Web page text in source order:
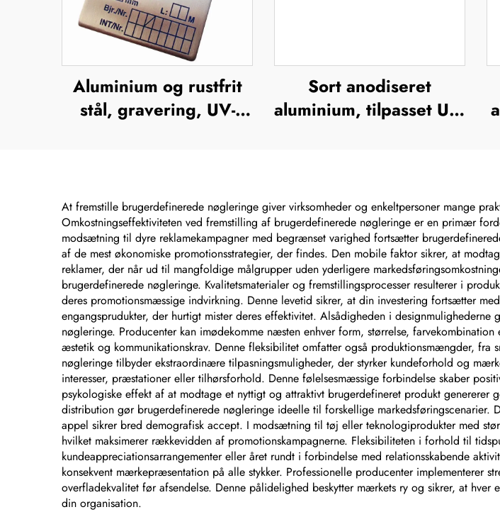
Aluminium og rustfrit
stål, gravering, UV-
mærkeskilte, forhøjet
metalplade
Sort anodiseret
aluminium, tilpasset UV-
forhøjet metallogo-
plade
At fremstille brugerdefinerede nøgleringe giver virksomheder og enkeltpersoner mange
Omkostningseffektiviteten ved fremstilling af brugerdefinerede nøgleringe er en primær
modsætning til dyre reklamekampagner med begrænset varighed fortsætter
af de mest økonomiske promotionsstrategier, der findes. Den mobile faktor sikrer, at
reklamer, der når ud til mangfoldige målgrupper uden yderligere
brugerdefinerede nøgleringe. Kvalitetsmaterialer og fremstillingsprocesser resulterer i
deres promotionsmæssige indvirkning. Denne levetid sikrer, at din investering fortsætter
engangsprudukter, der hurtigt mister deres effektivitet. Alsådigheden i
nøgleringe. Producenter kan imødekomme næsten enhver form, størrelse,
æstetik og kommunikationskrav. Denne fleksibilitet omfatter også produktionsmængder,
nøgleringe tilbyder ekstraordinære tilpasningsmuligheder, der styrker kundeforhold og
interesser, præstationer eller tilhørsforhold. Denne følelsesmæssige forbindelse skaber
psykologiske effekt af at modtage et nyttigt og attraktivt brugerdefineret produkt
distribution gør brugerdefinerede nøgleringe ideelle til forskellige markedsføringscenarier.
appel sikrer bred demografisk accept. I modsætning til tøj eller teknologiprodukter med
hvilket maksimerer rækkevidden af promotionskampagnerne. Fleksibiliteten i forhold til
kundeappreciationsarrangementer eller året rundt i forbindelse med relationsskabende
konsekvent mærkepræsentation på alle stykker. Professionelle producenter implementerer
overfladekvalitet før afsendelse. Denne pålidelighed beskytter mærkets ry og sikrer, at
din organisation.